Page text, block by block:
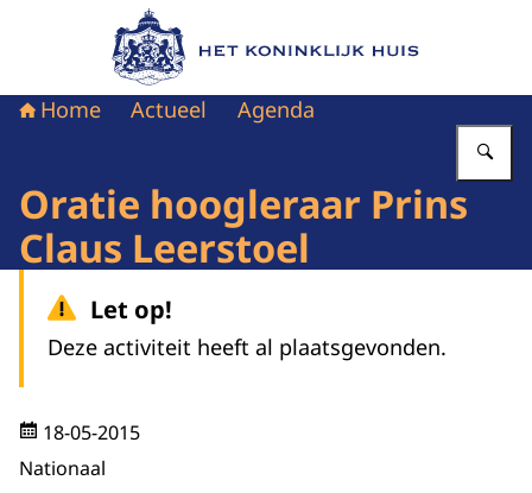
Naar de homepage van Het Koninklijk Huis
Home Actueel Agenda
Oratie hoogleraar Prins
Claus Leerstoel
Let op!
Deze activiteit heeft al plaatsgevonden.
18-05-2015
Nationaal